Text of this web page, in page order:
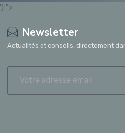
');">
Newsletter
Actualités et conseils, directement